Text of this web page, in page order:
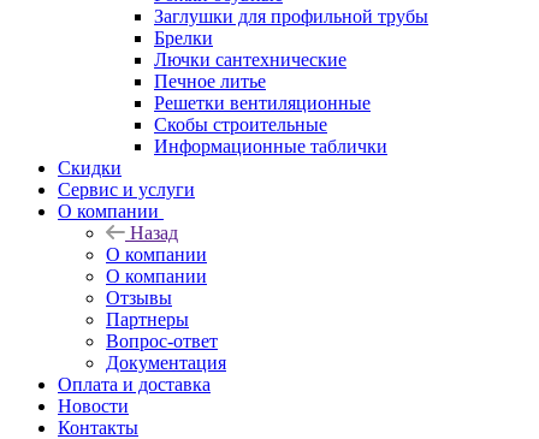
Заглушки для профильной трубы
Брелки
Лючки сантехнические
Печное литье
Решетки вентиляционные
Скобы строительные
Информационные таблички
Скидки
Сервис и услуги
О компании
Назад
О компании
О компании
Отзывы
Партнеры
Вопрос-ответ
Документация
Оплата и доставка
Новости
Контакты